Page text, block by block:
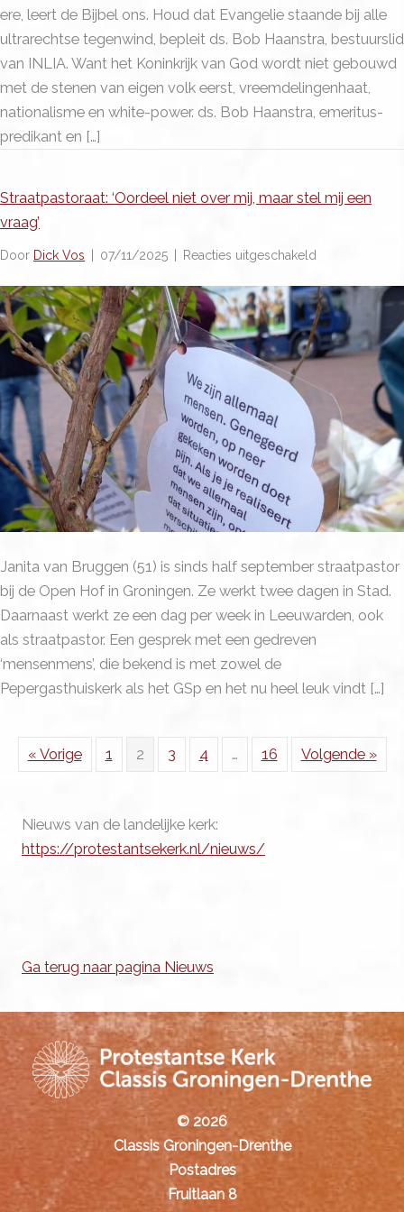
ere, leert de Bijbel ons. Houd dat Evangelie staande bij alle
ultrarechtse tegenwind, bepleit ds. Bob Haanstra, bestuurslid
van INLIA. Want het Koninkrijk van God wordt niet gebouwd
met de stenen van eigen volk eerst, vreemdelingenhaat,
nationalisme en white-power. ds. Bob Haanstra, emeritus-
predikant en […]
Straatpastoraat: ‘Oordeel niet over mij, maar stel mij een
vraag’
Door Dick Vos 07/11/2025 Reacties uitgeschakeld
‘Oordeel
niet
over
maar
stel
mij
een
vraag’
Janita van Bruggen (51) is sinds half september straatpastor
bij de Open Hof in Groningen. Ze werkt twee dagen in Stad.
Daarnaast werkt ze een dag per week in Leeuwarden, ook
als straatpastor. Een gesprek met een gedreven
‘mensenmens’, die bekend is met zowel de
Pepergasthuiskerk als het GSp en het nu heel leuk vindt […]
« Vorige 1 2 3 4 … 16 Volgende »
Nieuws van de landelijke kerk:
https://protestantsekerk.nl/nieuws/
Ga terug naar pagina Nieuws
© 2026
Classis Groningen-Drenthe
Postadres
Fruitlaan 8